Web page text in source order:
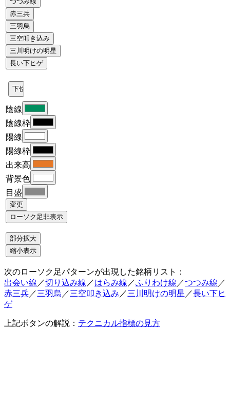
陰線
陰線枠
陽線
陽線枠
出来高
背景色
目盛
次のローソク足パターンが出現した銘柄リスト：
出会い線 ／切り込み線 ／はらみ線 ／ふりわけ線 ／つつみ線 ／
赤三兵／三羽烏 ／三空叩き込み ／三川明けの明星 ／長い下ヒ
ゲ
上記ボタンの解説： テクニカル指標の見方